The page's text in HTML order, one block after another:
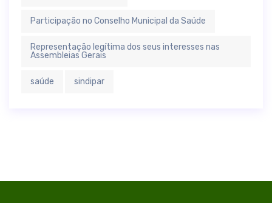
Participação no Conselho Municipal da Saúde
Representação legítima dos seus interesses nas
Assembleias Gerais
saúde sindipar